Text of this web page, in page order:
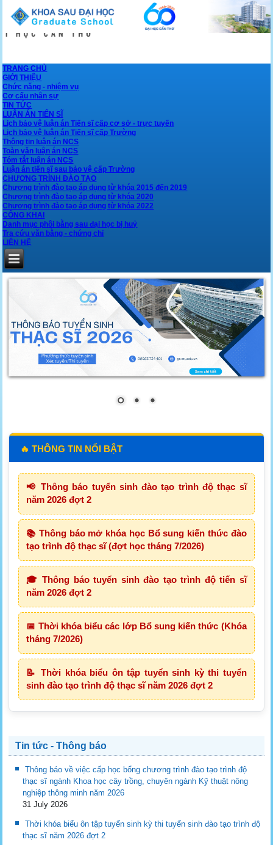
TRANG CHỦ
GIỚI THIỆU
Chức năng - nhiệm vụ
Cơ cấu nhân sự
TIN TỨC
LUẬN ÁN TIẾN SĨ
Lịch bảo vệ luận án Tiến sĩ cấp cơ sở - trực tuyến
Lịch bảo vệ luận án Tiến sĩ cấp Trường
Thông tin luận án NCS
Toàn văn luận án NCS
Tóm tắt luận án NCS
Luận án tiến sĩ sau bảo vệ cấp Trường
CHƯƠNG TRÌNH ĐÀO TẠO
Chương trình đào tạo áp dụng từ khóa 2015 đến 2019
Chương trình đào tạo áp dụng từ khóa 2020
Chương trình đào tạo áp dụng từ khóa 2022
CÔNG KHAI
Danh mục phôi bằng sau đại học bị huỷ
Tra cứu văn bằng - chứng chỉ
LIÊN HỆ
🔥 THÔNG TIN NỔI BẬT
📢 Thông báo tuyển sinh đào tạo trình độ thạc sĩ
năm 2026 đợt 2
📚 Thông báo mở khóa học Bổ sung kiến thức đào
tạo trình độ thạc sĩ (đợt học tháng 7/2026)
🎓 Thông báo tuyển sinh đào tạo trình độ tiến sĩ
năm 2026 đợt 2
📅 Thời khóa biểu các lớp Bổ sung kiến thức (Khóa
tháng 7/2026)
📝 Thời khóa biểu ôn tập tuyển sinh kỳ thi tuyển
sinh đào tạo trình độ thạc sĩ năm 2026 đợt 2
Tin tức - Thông báo
Thông báo về việc cấp học bổng chương trình đào tạo trình độ
thạc sĩ ngành Khoa học cây trồng, chuyên ngành Kỹ thuật nông
nghiệp thông minh năm 2026
31 July 2026
Thời khóa biểu ôn tập tuyển sinh kỳ thi tuyển sinh đào tạo trình độ
thạc sĩ năm 2026 đợt 2